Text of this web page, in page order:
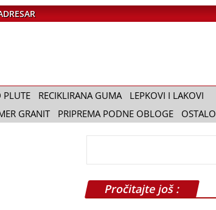
RECIKLIRANA GUMA
LEPKOVI I LAKOVI
GRANIT PRIPREMA PODNE OBLOGE OSTALO
Pročitajte još :